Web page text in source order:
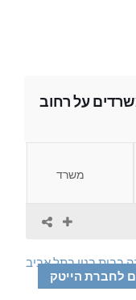
משרדים על רחוב
משרד
לחברת הייטק